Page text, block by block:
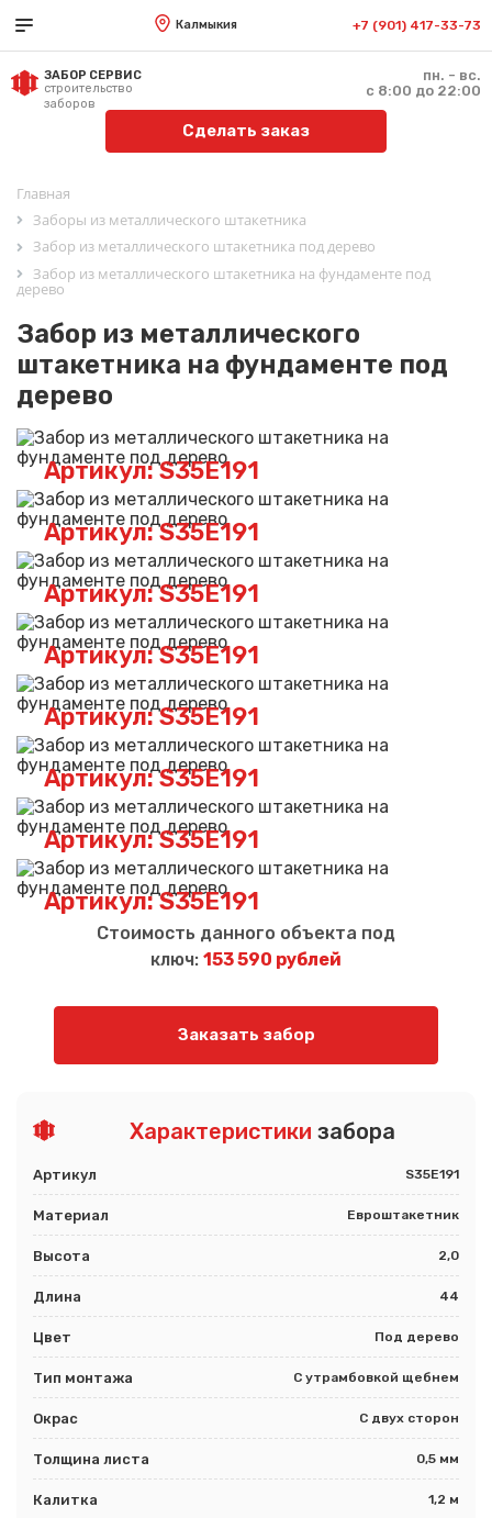
Калмыкия +7 (901) 417-33-73
ЗАБОР СЕРВИС
строительство
заборов
пн. - вс.
с 8:00 до 22:00
Сделать заказ
Главная
Заборы из металлического штакетника
Забор из металлического штакетника под дерево
Забор из металлического штакетника на фундаменте под
дерево
Забор из металлического
штакетника на фундаменте под
дерево
Артикул: S35E191
Артикул: S35E191
Артикул: S35E191
Артикул: S35E191
Артикул: S35E191
Артикул: S35E191
Артикул: S35E191
Артикул: S35E191
Стоимость данного объекта под
ключ: 153 590 рублей
Заказать забор
Характеристики забора
Артикул S35E191
Материал Евроштакетник
Высота 2,0
Длина 44
Цвет Под дерево
Тип монтажа С утрамбовкой щебнем
Окрас С двух сторон
Толщина листа 0,5 мм
Калитка 1,2 м